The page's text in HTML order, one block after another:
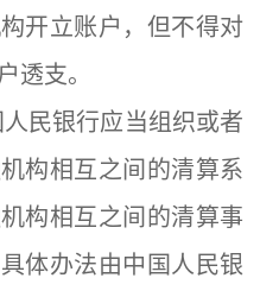
开立账户，但不得对
透支。
民银行应当组织或者
构相互之间的清算系
构相互之间的清算事
体办法由中国人民银